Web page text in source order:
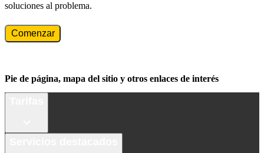
soluciones al problema.
Comenzar
Pie de página, mapa del sitio y otros enlaces de interés